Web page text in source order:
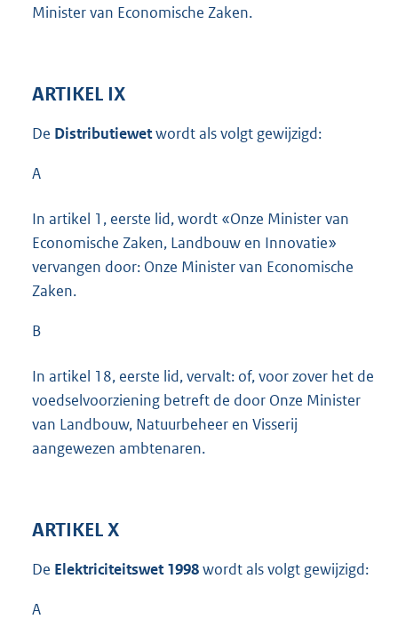
Minister van Economische Zaken.
ARTIKEL IX
De Distributiewetwordt als volgt gewijzigd:
A
In artikel 1, eerste lid, wordt «Onze Minister van
Economische Zaken, Landbouw en Innovatie»
vervangen door: Onze Minister van Economische
Zaken.
B
In artikel 18, eerste lid, vervalt: of, voor zover het de
voedselvoorziening betreft de door Onze Minister
van Landbouw, Natuurbeheer en Visserij
aangewezen ambtenaren.
ARTIKEL X
De Elektriciteitswet 1998wordt als volgt gewijzigd:
A